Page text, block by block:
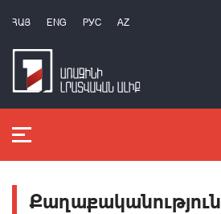
ՀԱՅ ENG РУС AZ
Քաղաքականություն